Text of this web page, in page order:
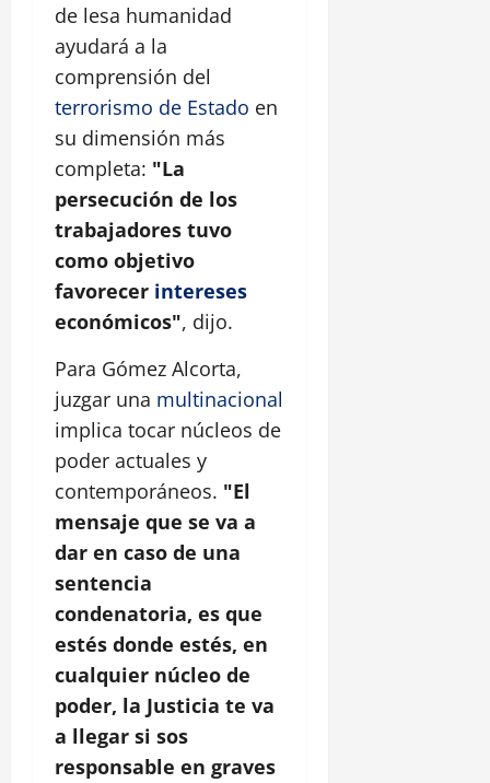
de lesa humanidad
ayudará a la
comprensión del
terrorismo de Estado en
su dimensión más
completa: "La
persecución de los
trabajadores tuvo
como objetivo
favorecer intereses
económicos", dijo.
Para Gómez Alcorta,
juzgar una multinacional
implica tocar núcleos de
poder actuales y
contemporáneos. "El
mensaje que se va a
dar en caso de una
sentencia
condenatoria, es que
estés donde estés, en
cualquier núcleo de
poder, la Justicia te va
a llegar si sos
responsable en graves